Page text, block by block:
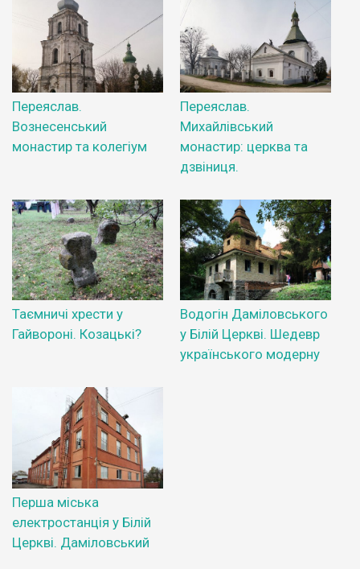
Переяслав.
Вознесенський
монастир та колегіум
Переяслав.
Михайлівський
монастир: церква та
дзвіниця.
Таємничі хрести у
Гайвороні. Козацькі?
Водогін Даміловського
у Білій Церкві. Шедевр
українського модерну
Перша міська
електростанція у Білій
Церкві. Даміловський